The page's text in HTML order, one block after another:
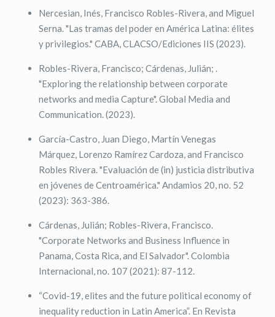
Nercesian, Inés, Francisco Robles-Rivera, and Miguel
Serna. "Las tramas del poder en América Latina: élites
y privilegios." CABA, CLACSO/Ediciones IIS (2023).
Robles-Rivera, Francisco; Cárdenas, Julián; .
"Exploring the relationship between corporate
networks and media Capture". Global Media and
Communication. (2023).
García-Castro, Juan Diego, Martín Venegas
Márquez, Lorenzo Ramírez Cardoza, and Francisco
Robles Rivera. "Evaluación de (in) justicia distributiva
en jóvenes de Centroamérica." Andamios 20, no. 52
(2023): 363-386.
Cárdenas, Julián; Robles-Rivera, Francisco.
"Corporate Networks and Business Influence in
Panama, Costa Rica, and El Salvador". Colombia
Internacional, no. 107 (2021): 87-112.
“Covid-19, elites and the future political economy of
inequality reduction in Latin America”. En Revista